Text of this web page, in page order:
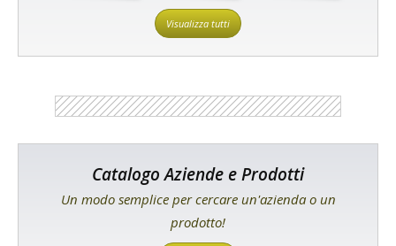
Visualizza tutti
Catalogo Aziende e Prodotti
Un modo semplice per cercare un'azienda o un
prodotto!